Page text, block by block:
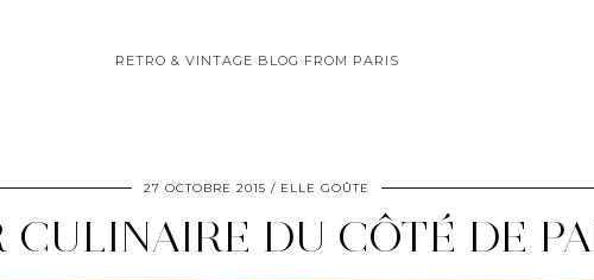
RETRO & VINTAGE BLOG FROM PARIS
27 OCTOBRE 2015 ELLE GOÛTE
CULINAIRE DU CÔTÉ DE